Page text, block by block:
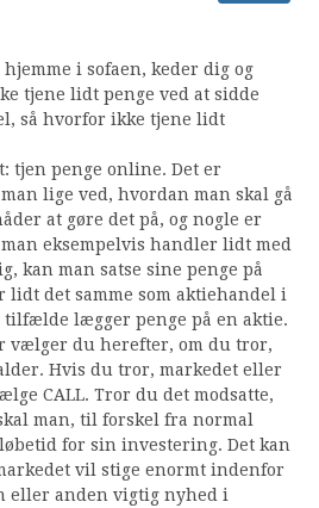
i sofaen, keder dig og
tjene lidt penge ved at sidde
så hvorfor ikke tjene lidt
tjen penge online. Det er
lige ved, hvordan man skal gå
at gøre det på, og nogle er
eksempelvis handler lidt med
kan man satse sine penge på
det samme som aktiehandel i
tilfælde lægger penge på en aktie.
vælger du herefter, om du tror,
Hvis du tror, markedet eller
CALL. Tror du det modsatte,
man, til forskel fra normal
for sin investering. Det kan
vil stige enormt indenfor
eller anden vigtig nyhed i